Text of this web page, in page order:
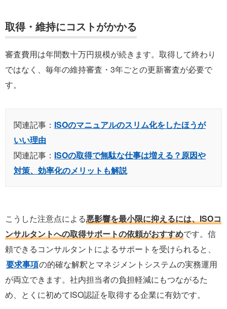
取得・維持にコストがかかる
審査費用は年間数十万円規模が続きます。取得して終わり
ではなく、毎年の維持審査・3年ごとの更新審査が必要で
す。
関連記事： ISOのマニュアルのスリム化をしたほうが
いい理由
関連記事： ISOの取得で無駄な仕事は増える？原因や
対策、効率化のメリットも解説
こうした注意点による悪影響を最小限に抑えるには、ISOコ
ンサルタントへの取得サポートの依頼がおすすめです。信
頼できるコンサルタントによるサポートを受けられると、
要求事項の的確な解釈とマネジメントシステムの実務運用
が両立できます。社内担当者の負担軽減にもつながるた
め、とくに初めてISO認証を取得する企業に有効です。